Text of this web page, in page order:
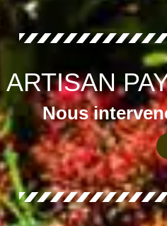
ARTISAN
Nous